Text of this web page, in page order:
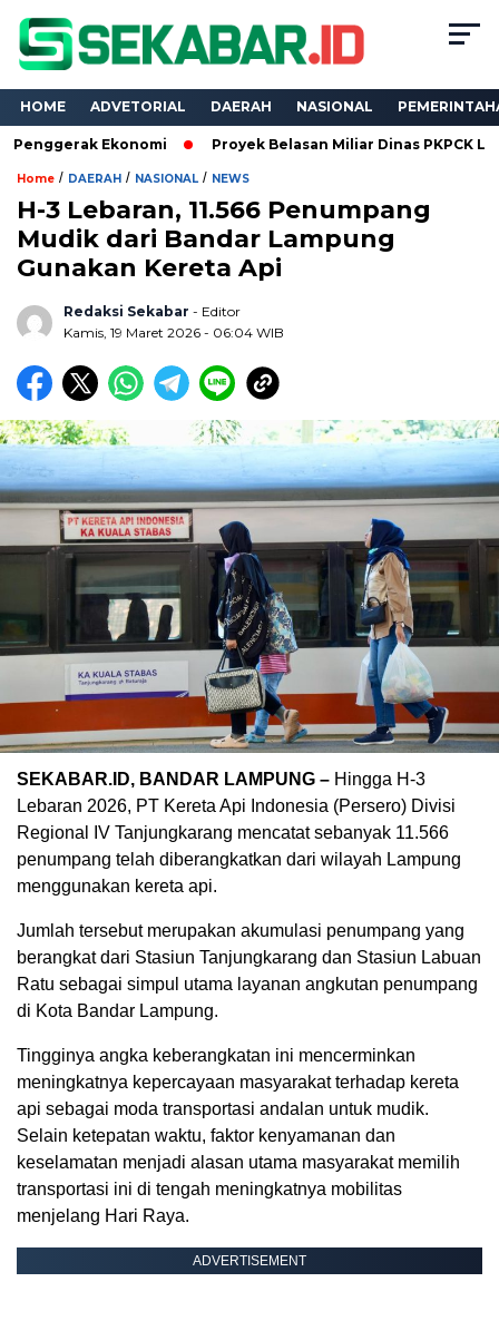
HOME ADVETORIAL DAERAH NASIONAL
Ekonomi Proyek Belasan Miliar Dinas PKPCK Lampung
Home / DAERAH / NASIONAL / NEWS
H-3 Lebaran, 11.566 Penumpang
Mudik dari Bandar Lampung
Gunakan Kereta Api
Redaksi Sekabar - Editor
Kamis, 19 Maret 2026 - 06:04 WIB
SEKABAR.ID, BANDAR LAMPUNG – Hingga H-3
Lebaran 2026, PT Kereta Api Indonesia (Persero) Divisi
Regional IV Tanjungkarang mencatat sebanyak 11.566
penumpang telah diberangkatkan dari wilayah Lampung
menggunakan kereta api.
Jumlah tersebut merupakan akumulasi penumpang yang
berangkat dari Stasiun Tanjungkarang dan Stasiun Labuan
Ratu sebagai simpul utama layanan angkutan penumpang
di Kota Bandar Lampung.
Tingginya angka keberangkatan ini mencerminkan
meningkatnya kepercayaan masyarakat terhadap kereta
api sebagai moda transportasi andalan untuk mudik.
Selain ketepatan waktu, faktor kenyamanan dan
keselamatan menjadi alasan utama masyarakat memilih
transportasi ini di tengah meningkatnya mobilitas
menjelang Hari Raya.
ADVERTISEMENT